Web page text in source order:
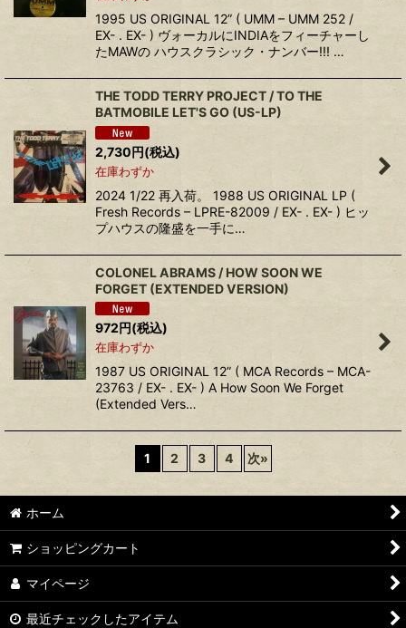
1995 US ORIGINAL 12” ( UMM ‎– UMM 252 /
EX- . EX- ) ヴォーカルにINDIAをフィーチャーし
たMAWの ハウスクラシック・ナンバー!!! …
THE TODD TERRY PROJECT ‎/ TO THE
BATMOBILE LET'S GO (US-LP)
2,730円(税込)
在庫わずか
2024 1/22 再入荷。 1988 US ORIGINAL LP (
Fresh Records ‎– LPRE-82009 / EX- . EX- ) ヒッ
プハウスの隆盛を一手に…
COLONEL ABRAMS ‎/ HOW SOON WE
FORGET (EXTENDED VERSION)
972円(税込)
在庫わずか
1987 US ORIGINAL 12” ( MCA Records ‎– MCA-
23763 / EX- . EX- ) A How Soon We Forget
(Extended Vers…
1 2 3 4 次»
ホーム
ショッピングカート
マイページ
最近チェックしたアイテム